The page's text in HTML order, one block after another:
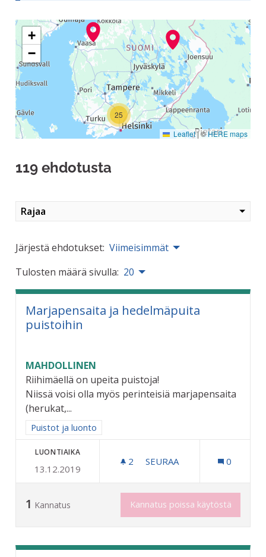
Seuraavassa elementissä on kartta, joka esittää
25
+
−
Leaflet|©HERE maps
119 ehdotusta
Rajaa
Järjestä ehdotukset: Viimeisimmät
Tulosten määrä sivulla: 20
Marjapensaita ja hedelmäpuita
puistoihin
MAHDOLLINEN
Riihimäellä on upeita puistoja!
Niissä voisi olla myös perinteisiä marjapensaita
(herukat,...
Rajaa tulokset aihepiirin mukaan: Puistot ja luonto
Puistot ja luonto
LUONTIAIKA
13.12.2019
2 2 SEURAAJAA
SEURAA 0
1 Kannatus Kannatus poissa käytöstä